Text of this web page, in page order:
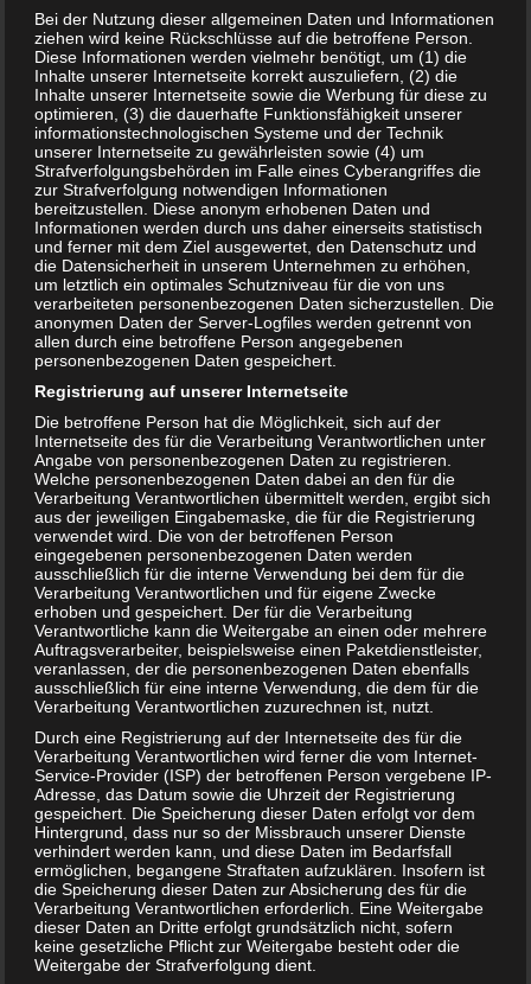
Welche Augenfarbe bekommt mein Baby?
Trennungsbuch für Kinder – wie sagt man es am besten?
Ab wann dürfen Babys sitzen?
Bei der Nutzung dieser allgemeinen Daten und Informationen
ziehen wird keine Rückschlüsse auf die betroffene Person.
Diese Informationen werden vielmehr benötigt, um (1) die
Inhalte unserer Internetseite korrekt auszuliefern, (2) die
Inhalte unserer Internetseite sowie die Werbung für diese zu
optimieren, (3) die dauerhafte Funktionsfähigkeit unserer
informationstechnologischen Systeme und der Technik
unserer Internetseite zu gewährleisten sowie (4) um
Strafverfolgungsbehörden im Falle eines Cyberangriffes die
zur Strafverfolgung notwendigen Informationen
bereitzustellen. Diese anonym erhobenen Daten und
Informationen werden durch uns daher einerseits statistisch
und ferner mit dem Ziel ausgewertet, den Datenschutz und
die Datensicherheit in unserem Unternehmen zu erhöhen,
um letztlich ein optimales Schutzniveau für die von uns
verarbeiteten personenbezogenen Daten sicherzustellen. Die
anonymen Daten der Server-Logfiles werden getrennt von
allen durch eine betroffene Person angegebenen
personenbezogenen Daten gespeichert.
Registrierung auf unserer Internetseite
Die betroffene Person hat die Möglichkeit, sich auf der
Internetseite des für die Verarbeitung Verantwortlichen unter
Angabe von personenbezogenen Daten zu registrieren.
Welche personenbezogenen Daten dabei an den für die
Verarbeitung Verantwortlichen übermittelt werden, ergibt sich
aus der jeweiligen Eingabemaske, die für die Registrierung
verwendet wird. Die von der betroffenen Person
eingegebenen personenbezogenen Daten werden
ausschließlich für die interne Verwendung bei dem für die
Verarbeitung Verantwortlichen und für eigene Zwecke
erhoben und gespeichert. Der für die Verarbeitung
Verantwortliche kann die Weitergabe an einen oder mehrere
Auftragsverarbeiter, beispielsweise einen Paketdienstleister,
veranlassen, der die personenbezogenen Daten ebenfalls
ausschließlich für eine interne Verwendung, die dem für die
Verarbeitung Verantwortlichen zuzurechnen ist, nutzt.
Durch eine Registrierung auf der Internetseite des für die
Verarbeitung Verantwortlichen wird ferner die vom Internet-
Service-Provider (ISP) der betroffenen Person vergebene IP-
Adresse, das Datum sowie die Uhrzeit der Registrierung
gespeichert. Die Speicherung dieser Daten erfolgt vor dem
Hintergrund, dass nur so der Missbrauch unserer Dienste
verhindert werden kann, und diese Daten im Bedarfsfall
ermöglichen, begangene Straftaten aufzuklären. Insofern ist
die Speicherung dieser Daten zur Absicherung des für die
Verarbeitung Verantwortlichen erforderlich. Eine Weitergabe
dieser Daten an Dritte erfolgt grundsätzlich nicht, sofern
keine gesetzliche Pflicht zur Weitergabe besteht oder die
Weitergabe der Strafverfolgung dient.